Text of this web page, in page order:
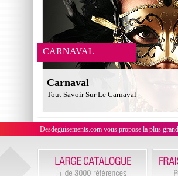
CARNAVAL
Carnaval
Tout Savoir Sur Le Carnaval
Desdeguisements.com vous propose la plus